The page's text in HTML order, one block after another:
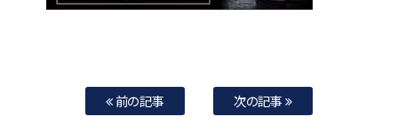
前の記事 次の記事